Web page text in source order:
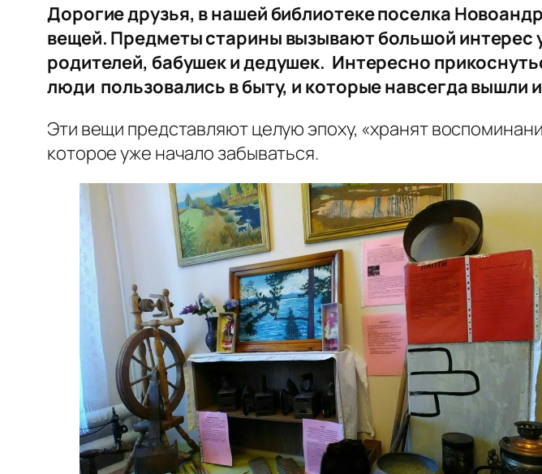
Дорогие друзья, в нашей библиотеке поселка
вещей. Предметы старины вызывают большой интерес
родителей, бабушек и дедушек. Интересно
люди пользовались в быту, и которые навсегда вышли
Эти вещи представляют целую эпоху, «хранят
которое уже начало забываться.